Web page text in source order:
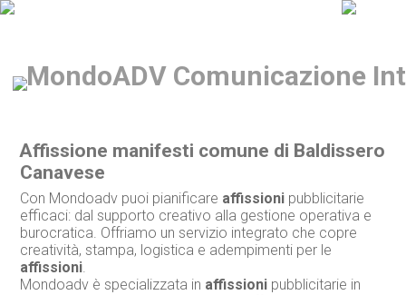
Affissione manifesti comune di Baldissero
Canavese
Con Mondoadv puoi pianificare affissioni pubblicitarie
efficaci: dal supporto creativo alla gestione operativa e
burocratica. Offriamo un servizio integrato che copre
creatività, stampa, logistica e adempimenti per le
affissioni.
Mondoadv è specializzata in affissioni pubblicitarie in